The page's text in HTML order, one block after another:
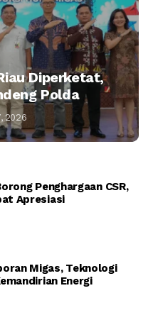
Diperketat,
Polda
2026
Penghargaan CSR,
Apresiasi
Migas, Teknologi
Energi